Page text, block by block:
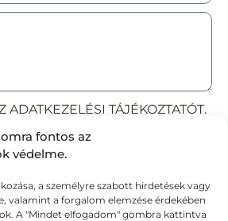
fontos az
védelme.
a személyre szabott hirdetések vagy
valamint a forgalom elemzése érdekében
A "Mindet elfogadom" gombra kattintva
ADATKEZELÉSI TÁJÉKOZTATÓT.
Elküldöm
tájékoztató